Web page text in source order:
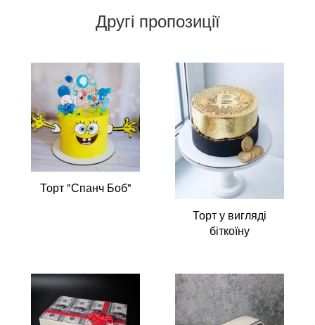
Другі пропозиції
Торт "Спанч Боб"
Торт у вигляді
біткоїну